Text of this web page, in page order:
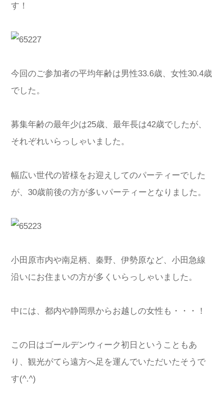
す！
今回のご参加者の平均年齢は男性33.6歳、女性30.4歳
でした。
募集年齢の最年少は25歳、最年長は42歳でしたが、
それぞれいらっしゃいました。
幅広い世代の皆様をお迎えしてのパーティーでした
が、30歳前後の方が多いパーティーとなりました。
小田原市内や南足柄、秦野、伊勢原など、小田急線
沿いにお住まいの方が多くいらっしゃいました。
中には、都内や静岡県からお越しの女性も・・・！
この日はゴールデンウィーク初日ということもあ
り、観光がてら遠方へ足を運んでいただいたそうで
す(^.^)